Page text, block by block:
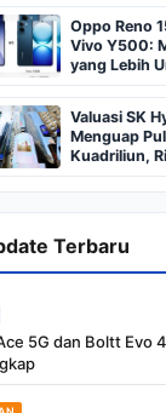
Oppo Reno
Vivo Y500:
yang Lebih
dan Layak
Valuasi SK
Menguap
Kuadriliun,
Investasi AI
Membayangi
Terbaru
5G dan Boltt Evo